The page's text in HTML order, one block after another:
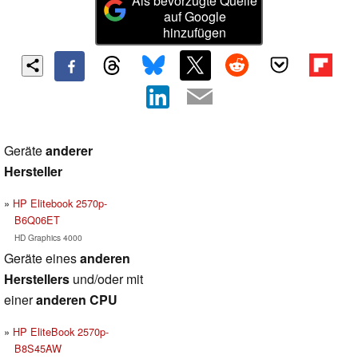
auf Google
hinzufügen
Geräteanderer
Hersteller
HP Elitebook 2570p-
B6Q06ET
HD Graphics 4000
Geräte einesanderen
Herstellers und/oder mit
eineranderen CPU
HP EliteBook 2570p-
B8S45AW